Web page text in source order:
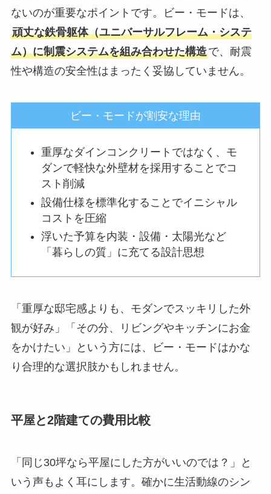
ないのが重要なポイントです。ビー・モードは、
頑丈な鉄骨躯体（ユニバーサルフレーム・システ
ム）に制震システムを組み合わせた構造で、耐震
性や構造の安全性はまったく妥協していません。
ビー・モードが割安な理由
重厚なダインコンクリートではなく、モ
ダンで軽快な外壁材を採用することでコ
スト削減
設備仕様を標準化することでイニシャル
コストを圧縮
浮いた予算を内装・設備・太陽光など
「暮らしの質」に充てる設計思想
「重厚な邸宅感よりも、モダンでスッキリした外
観が好み」「その分、リビングやキッチンにお金
をかけたい」という方には、ビー・モードはかな
り合理的な選択肢かもしれません。
平屋と2階建ての費用比較
「同じ30坪なら平屋にした方がいいのでは？」と
いう声もよく耳にします。確かに生活動線のシン